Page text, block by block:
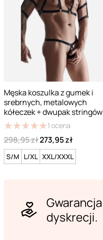
Męska koszulka z gumek i
srebrnych, metalowych
kółeczek + dwupak stringów
★★★★★
★★★★★1 ocena
298,95 zł273,95 zł
S/M L/XL XXL/XXXL
Gwarancja
dyskrecji.